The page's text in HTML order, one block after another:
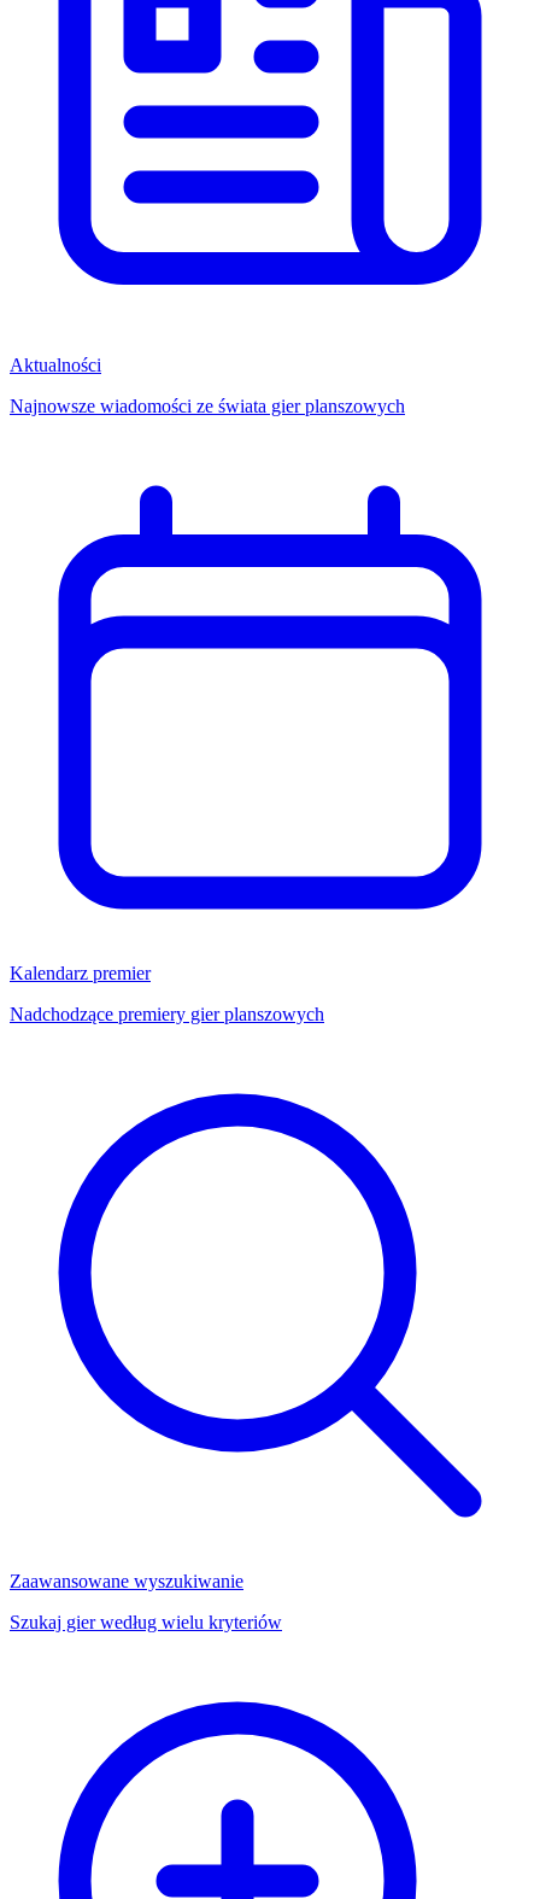
Aktualności
Najnowsze wiadomości ze świata gier planszowych
Kalendarz premier
Nadchodzące premiery gier planszowych
Zaawansowane wyszukiwanie
Szukaj gier według wielu kryteriów